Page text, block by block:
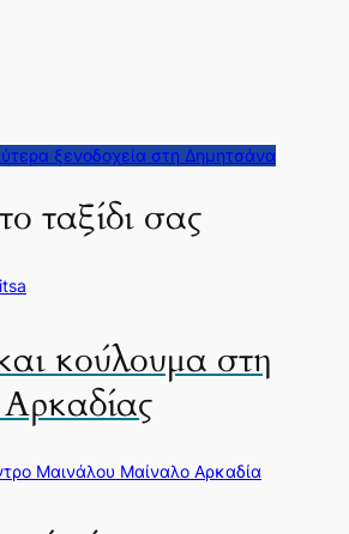
ξενοδοχεία στη Δημητσάνα
ταξίδι σας
κούλουμα στη